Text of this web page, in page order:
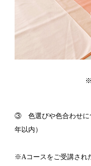
③ 色選びや色合わせに
年以内）
※Aコースをご受講され